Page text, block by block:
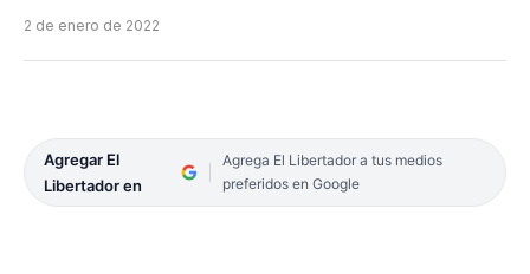
2 de enero de 2022
Agregar El
Libertador en
Agrega El Libertador a tus medios
preferidos en Google